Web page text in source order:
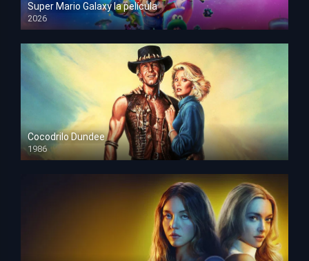
Super Mario Galaxy la película
2026
HD 1080p
Cocodrilo Dundee
1986
HD 1080p